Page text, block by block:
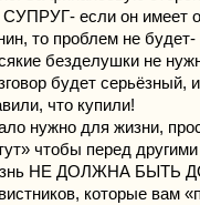
если он имеет
то проблем не будет-
безделушки не
будет серьёзный,
что купили!
нужно для жизни,
чтобы перед другими
жизнь НЕ ДОЛЖНА
которые вам